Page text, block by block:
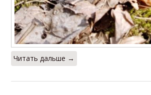
Читать дальше →